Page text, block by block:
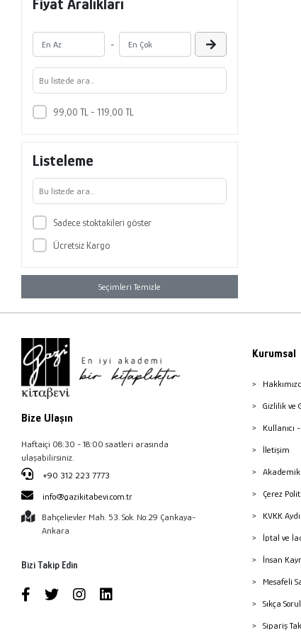
Fiyat Aralıkları
-
99,00 TL - 119,00 TL
Listeleme
Sadece stoktakileri göster
Ücretsiz Kargo
Seçimleri Temizle
Bize Ulaşın
Haftaiçi 08:30 - 18:00 saatleri arasında
ulaşabilirsiniz.
+90 312 223 7773
info@gazikitabevi.com.tr
Bahçelievler Mah. 53. Sok. No:29 Çankaya-
Ankara
Bizi Takip Edin
Kurumsal
Gizlilik ve
Kullanıcı
İletişim
Akademik
Çerez
KVKK
İptal ve
İnsan
Mesafeli
Sıkça
Sipariş